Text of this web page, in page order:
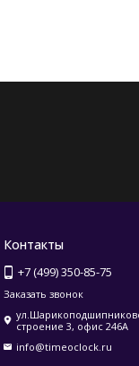
Контакты
+7 (499) 350-85-75
Заказать звонок
строение 3, офис 246А
info@timeoclock.ru